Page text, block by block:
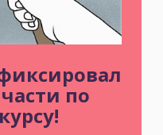
по